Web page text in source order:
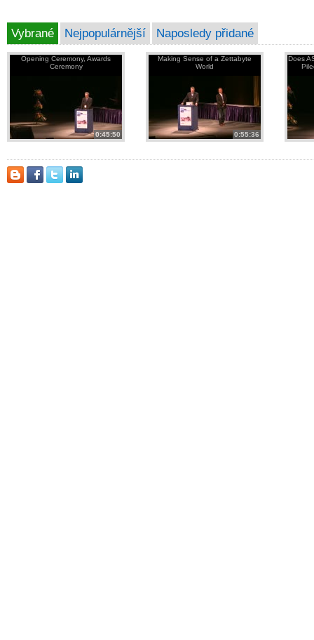
Vybrané Nejpopulárnější Naposledy přidané
Opening Ceremony, Awards
Ceremony
0:45:50
Making Sense of a Zettabyte
World
0:55:36
Does